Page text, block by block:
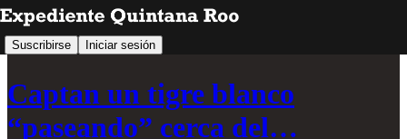
Suscribirse Iniciar sesión
Captan un tigre blanco
“paseando” cerca del…